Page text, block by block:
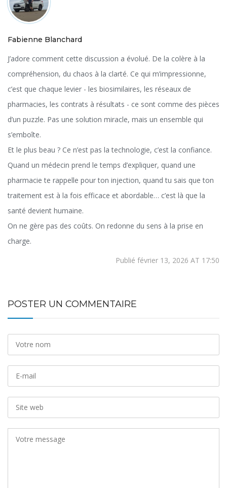
Fabienne Blanchard
J’adore comment cette discussion a évolué. De la colère à la
compréhension, du chaos à la clarté. Ce qui m’impressionne,
c’est que chaque levier - les biosimilaires, les réseaux de
pharmacies, les contrats à résultats - ce sont comme des pièces
d’un puzzle. Pas une solution miracle, mais un ensemble qui
s’emboîte.
Et le plus beau ? Ce n’est pas la technologie, c’est la confiance.
Quand un médecin prend le temps d’expliquer, quand une
pharmacie te rappelle pour ton injection, quand tu sais que ton
traitement est à la fois efficace et abordable… c’est là que la
santé devient humaine.
On ne gère pas des coûts. On redonne du sens à la prise en
charge.
Publié février 13, 2026 AT 17:50
POSTER UN COMMENTAIRE